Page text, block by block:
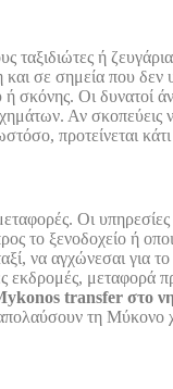
ή
σε σημεία που
σκόνης. Οι δυνατοί
Αν
προτείνεται
Οι
το ξενοδοχείο ή
να αγχώνεσαι
μεταφορά
transfer στο
τη